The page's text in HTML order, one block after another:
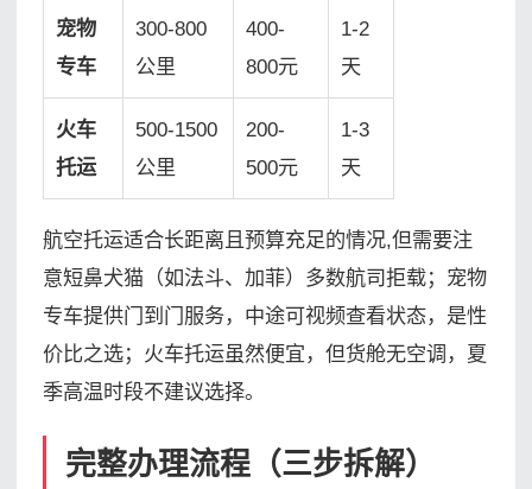
宠物
专车
300-800
公里
400-
800元
1-2
天
火车
托运
500-1500
公里
200-
500元
1-3
天
航空托运适合长距离且预算充足的情况,但需要注
意短鼻犬猫（如法斗、加菲）多数航司拒载；宠物
专车提供门到门服务，中途可视频查看状态，是性
价比之选；火车托运虽然便宜，但货舱无空调，夏
季高温时段不建议选择。
完整办理流程（三步拆解）